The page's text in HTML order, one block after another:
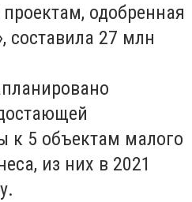
одобренная
составила 27 млн
к 5 объектам малого
из них в 2021